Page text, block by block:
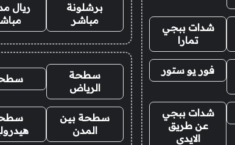
شدات ببجي
تمارا
فور يو ستور
شدات ببجي
عن طريق
الايدي
برشلونة
مباشر
ريال
سطحة
الرياض
سطحة بين
المدن